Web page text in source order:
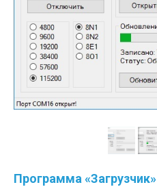
Программа «Загрузчик»